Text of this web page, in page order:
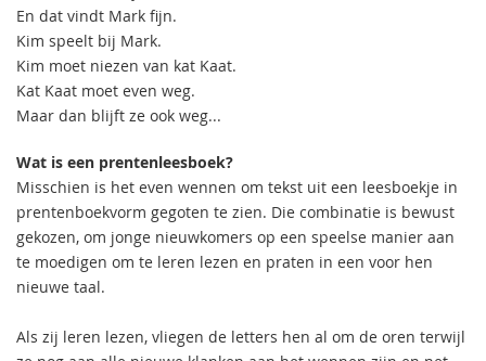
En dat vindt Mark fijn.
Kim speelt bij Mark.
Kim moet niezen van kat Kaat.
Kat Kaat moet even weg.
Maar dan blijft ze ook weg...
Wat is een prentenleesboek?
Misschien is het even wennen om tekst uit een leesboekje in
prentenboekvorm gegoten te zien. Die combinatie is bewust
gekozen, om jonge nieuwkomers op een speelse manier aan
te moedigen om te leren lezen en praten in een voor hen
nieuwe taal.
Als zij leren lezen, vliegen de letters hen al om de oren terwijl